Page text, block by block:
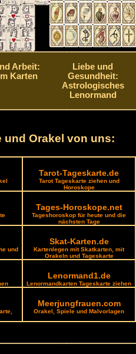
Arbeit:
Karten
Liebe und
Gesundheit:
Astrologisches
Lenormand
und Orakel von uns:
Tarot-Tageskarte.de
Tarot Tageskarte ziehen und
Horoskope
Tages-Horoskope.net
Tageshoroskop für heute und die
nächsten Tage
und
Skat-Karten.de
Kartenlegen mit Skatkarten, mit
Orakeln und Tageskarte
Lenormand1.de
Lenormandkarten Tageskarte ziehen
Meerjungfrauen.com
Orakel, Spiele und Malvorlagen